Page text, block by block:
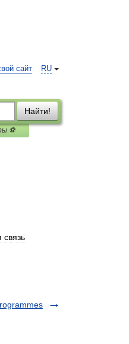
RU
сайт
Найти!
⚽
связь